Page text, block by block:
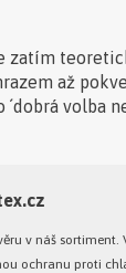
zatím
až
´dobrá volba
v náš sortiment.
ochranu proti